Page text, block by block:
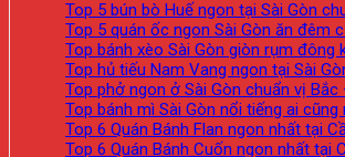
Top 5 bún bò Huế ngon tại Sài Gòn
Top 5 quán ốc ngon Sài Gòn ăn đêm
Top bánh xèo Sài Gòn giòn rụm đông
Top hủ tiếu Nam Vang ngon tại Sài
Top phở ngon ở Sài Gòn chuẩn vị Bắc
Top bánh mì Sài Gòn nổi tiếng ai cũng
Top 6 Quán Bánh Flan ngon nhất tại
Top 6 Quán Bánh Cuốn ngon nhất tại